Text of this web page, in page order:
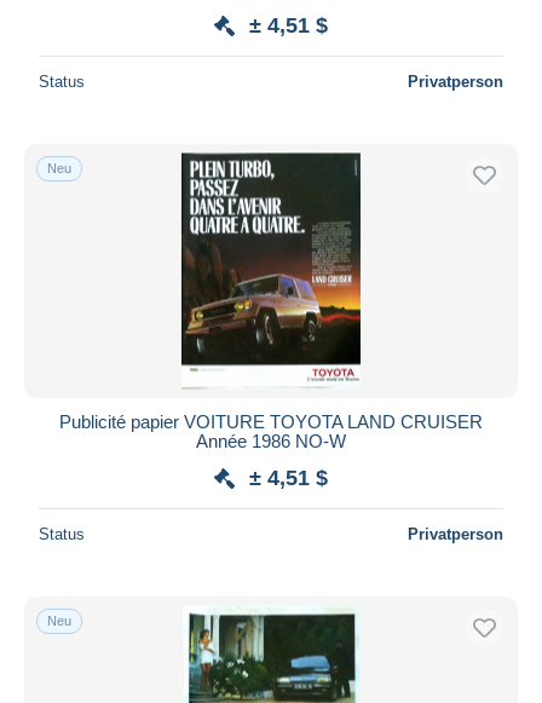
± 4,51 $
Status Privatperson
Neu
Publicité papier VOITURE TOYOTA LAND CRUISER
Année 1986 NO-W
± 4,51 $
Status Privatperson
Neu